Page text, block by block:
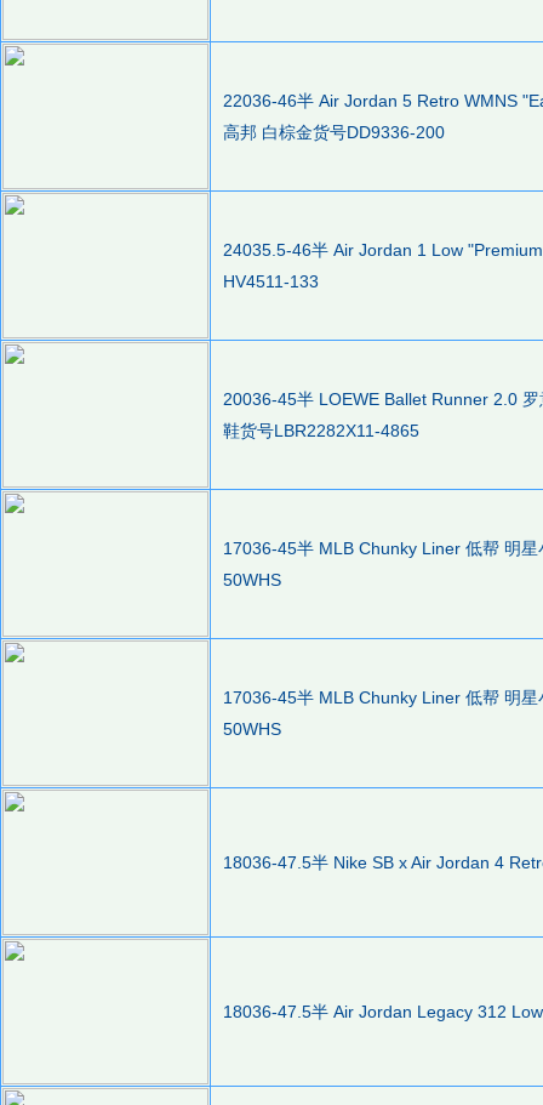
22036-46半 Air Jordan 5 Retro WMNS
高邦 白棕金货号DD9336-200
24035.5-46半 Air Jordan 1 Low
HV4511-133
20036-45半 LOEWE Ballet Runner 2.0
鞋货号LBR2282X11-4865
17036-45半 MLB Chunky Liner 低帮 明
50WHS
17036-45半 MLB Chunky Liner 低帮 明
50WHS
18036-47.5半 Nike SB x Air Jordan 4
18036-47.5半 Air Jordan Legacy 312